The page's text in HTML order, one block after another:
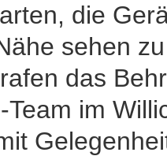
die
sehen
das
Team im